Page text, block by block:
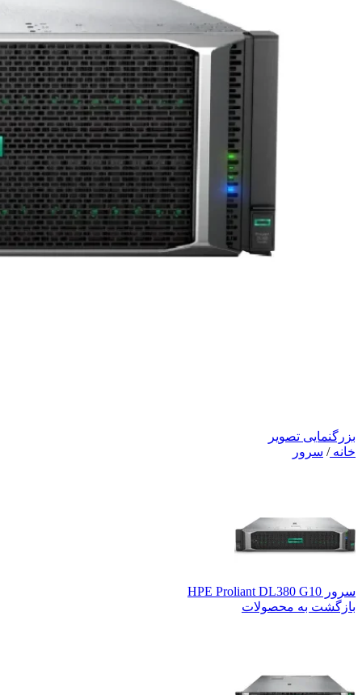
بزرگنمایی تصویر
خانه/ سرور
سرور HPE Proliant DL380 G10
بازگشت به محصولات